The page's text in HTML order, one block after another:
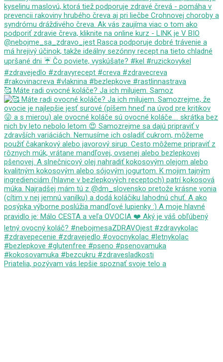
🥰 Máte radi ovocné koláče? Ja ich milujem. Samoz
Priatelia, pozývam vás lepšie spoznať svoje telo a